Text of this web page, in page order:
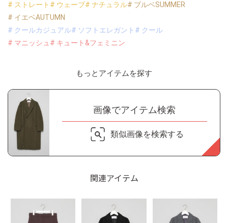
# ストレート # ウェーブ# ナチュラル# ブルベSUMMER
# イエベAUTUMN
# クールカジュアル# ソフトエレガント # クール
# マニッシュ# キュート&フェミニン
もっとアイテムを探す
画像でアイテム検索
類似画像を検索する
関連アイテム